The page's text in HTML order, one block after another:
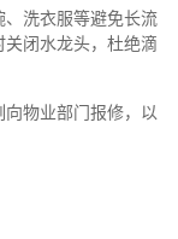
、洗衣服等避免长流
闭水龙头，杜绝滴
物业部门报修，以